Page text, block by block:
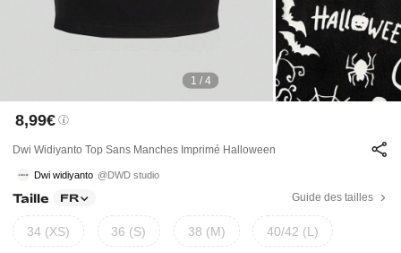
1 / 4
8,99€
Dwi Widiyanto Top Sans Manches Imprimé Halloween
Dwi widiyanto @DWD studio
Taille FR Guide des tailles
34 (XS) 36 (S) 38 (M) 40/42 (L)